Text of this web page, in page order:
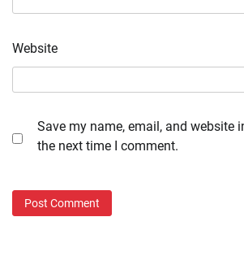
Website
Save my name, email, and website
the next time I comment.